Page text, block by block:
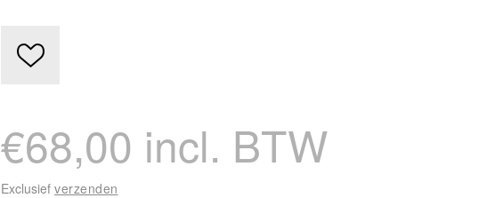
€68,00 incl. BTW
Exclusief verzenden